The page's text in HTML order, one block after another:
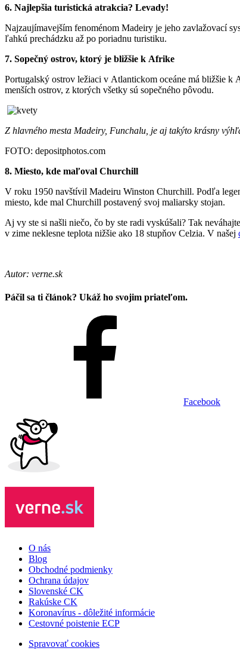
6. Najlepšia turistická atrakcia? Levady!
Najzaujímavejším fenoménom Madeiry je jeho zavlažovací
ľahkú prechádzku až po poriadnu turistiku.
7. Sopečný ostrov, ktorý je bližšie k Afrike
Portugalský ostrov ležiaci v Atlantickom oceáne má bližšie
menších ostrov, z ktorých všetky sú sopečného pôvodu.
Z hlavného mesta Madeiry, Funchalu, je aj takýto krásny
FOTO: depositphotos.com
8. Miesto, kde maľoval Churchill
V roku 1950 navštívil Madeiru Winston Churchill. Podľa
miesto, kde mal Churchill postavený svoj maliarsky stojan.
Aj vy ste si našli niečo, čo by ste radi vyskúšali? Tak
v zime neklesne teplota nižšie ako 18 stupňov Celzia. V našej
Autor: verne.sk
Páčil sa ti článok? Ukáž ho svojim priateľom.
Facebook
O nás
Blog
Obchodné podmienky
Ochrana údajov
Slovenské CK
Rakúske CK
Koronavírus - dôležité informácie
Cestovné poistenie ECP
Spravovať cookies